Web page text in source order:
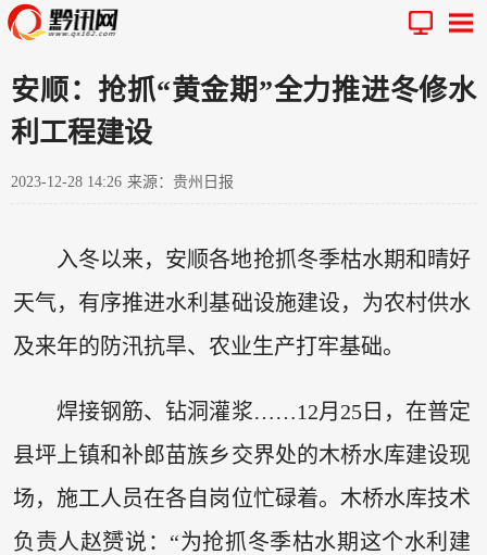
安顺：抢抓“黄金期”全力推进冬修水
利工程建设
2023-12-28 14:26 来源：贵州日报
入冬以来，安顺各地抢抓冬季枯水期和晴好
天气，有序推进水利基础设施建设，为农村供水
及来年的防汛抗旱、农业生产打牢基础。
焊接钢筋、钻洞灌浆……12月25日，在普定
县坪上镇和补郎苗族乡交界处的木桥水库建设现
场，施工人员在各自岗位忙碌着。木桥水库技术
负责人赵赟说：“为抢抓冬季枯水期这个水利建